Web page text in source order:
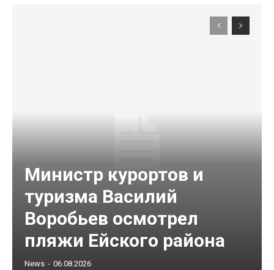
Министр курортов и
туризма Василий
Воробьев осмотрел
пляжи Ейского района
News - 06.08.2026